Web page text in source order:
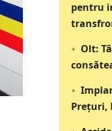
pentru
Olt:
Preţuri,